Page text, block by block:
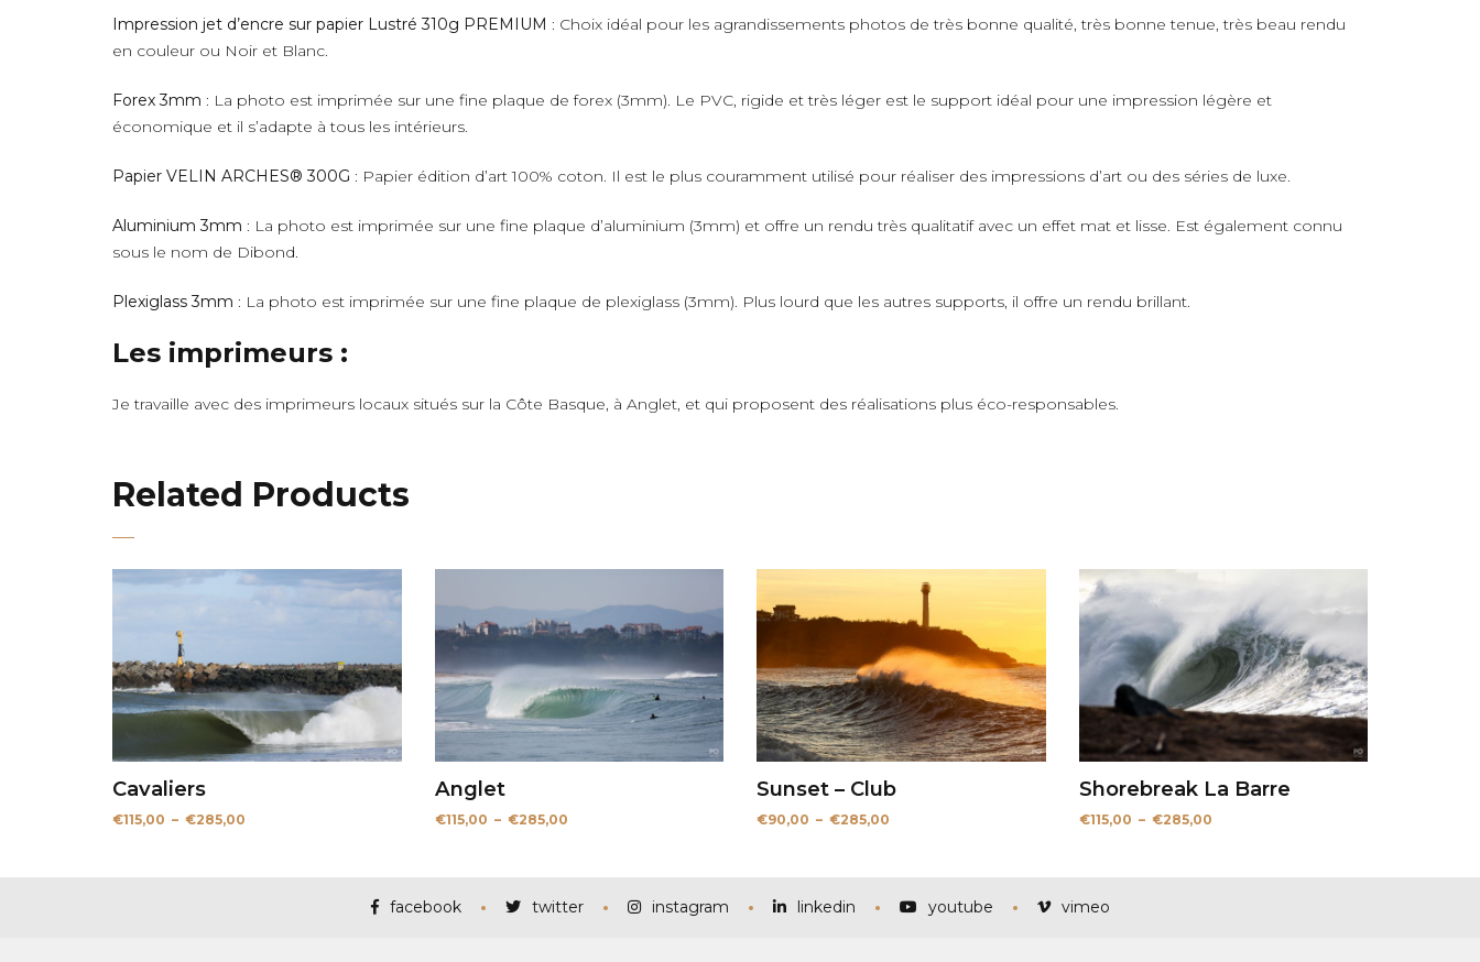
Impression jet d’encre sur papier Lustré 310g PREMIUM : Choix idéal pour les agrandissements photos de très bonne qualité, très bonne tenue, très beau rendu
en couleur ou Noir et Blanc.
Forex 3mm : La photo est imprimée sur une fine plaque de forex (3mm). Le PVC, rigide et très léger est le support idéal pour une impression légère et
économique et il s’adapte à tous les intérieurs.
Papier VELIN ARCHES® 300G : Papier édition d’art 100% coton. Il est le plus couramment utilisé pour réaliser des impressions d’art ou des séries de luxe.
Aluminium 3mm : La photo est imprimée sur une fine plaque d’aluminium (3mm) et offre un rendu très qualitatif avec un effet mat et lisse. Est également connu
sous le nom de Dibond.
Plexiglass 3mm : La photo est imprimée sur une fine plaque de plexiglass (3mm). Plus lourd que les autres supports, il offre un rendu brillant.
Les imprimeurs :
Je travaille avec des imprimeurs locaux situés sur la Côte Basque, à Anglet, et qui proposent des réalisations plus éco-responsables.
Related Products
Cavaliers
€115,00 – €285,00
Anglet
€115,00 – €285,00Plage
€285,00
Sunset – Club
€90,00 – €285,00
€285,00
Shorebreak La Barre
€115,00 – €285,00Plage
facebook twitter instagram linkedin youtube vimeo